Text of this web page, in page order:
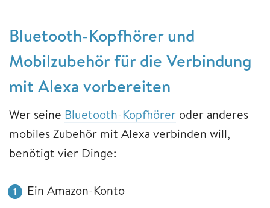
Bluetooth-Kopfhörer und
Mobilzubehör für die Verbindung
mit Alexa vorbereiten
Wer seine Bluetooth-Kopfhörer oder anderes
mobiles Zubehör mit Alexa verbinden will,
benötigt vier Dinge:
Ein Amazon-Konto